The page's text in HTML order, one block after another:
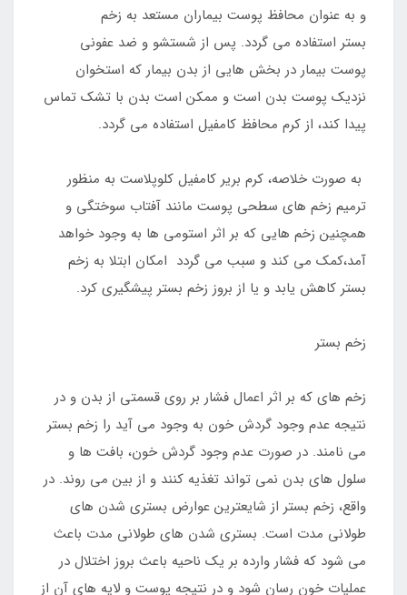
و به عنوان محافظ پوست بیماران مستعد به زخم
بستر استفاده می گردد. پس از شستشو و ضد عفونی
پوست بیمار در بخش هایی از بدن بیمار که استخوان
نزدیک پوست بدن است و ممکن است بدن با تشک تماس
پیدا کند، از کرم محافظ کامفیل استفاده می گردد.
به صورت خلاصه، کرم بریر کامفیل کلوپلاست به منظور
ترمیم زخم های سطحی پوست مانند آفتاب سوختگی و
همچنین زخم هایی که بر اثر استومی ها به وجود خواهد
آمد،کمک می کند و سبب می گردد امکان ابتلا به زخم
بستر کاهش یابد و یا از بروز زخم بستر پیشگیری کرد.
زخم بستر
زخم های که بر اثر اعمال فشار بر روی قسمتی از بدن و در
نتیجه عدم وجود گردش خون به وجود می آید را زخم بستر
می نامند. در صورت عدم وجود گردش خون، بافت ها و
سلول های بدن نمی تواند تغذیه کنند و از بین می روند. در
واقع، زخم بستر از شایعترین عوارض بستری شدن های
طولانی مدت است. بستری شدن های طولانی مدت باعث
می شود که فشار وارده بر یک ناحیه باعث بروز اختلال در
عملیات خون رسان شود و در نتیجه پوست و لایه های آن از